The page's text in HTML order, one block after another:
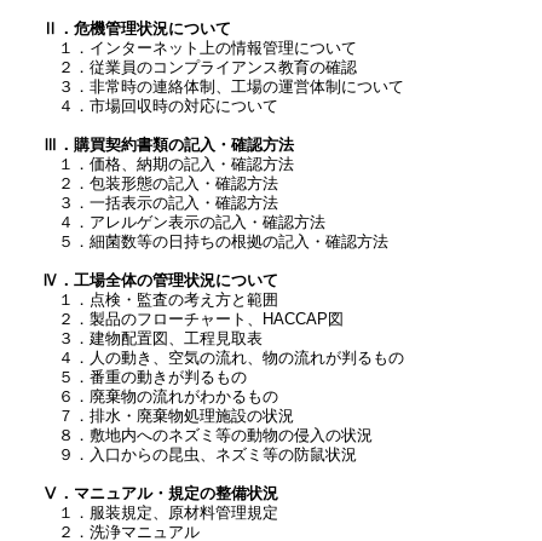
Ⅱ．危機管理状況について
１．インターネット上の情報管理について
２．従業員のコンプライアンス教育の確認
３．非常時の連絡体制、工場の運営体制について
４．市場回収時の対応について
Ⅲ．購買契約書類の記入・確認方法
１．価格、納期の記入・確認方法
２．包装形態の記入・確認方法
３．一括表示の記入・確認方法
４．アレルゲン表示の記入・確認方法
５．細菌数等の日持ちの根拠の記入・確認方法
Ⅳ．工場全体の管理状況について
１．点検・監査の考え方と範囲
２．製品のフローチャート、HACCAP図
３．建物配置図、工程見取表
４．人の動き、空気の流れ、物の流れが判るもの
５．番重の動きが判るもの
６．廃棄物の流れがわかるもの
７．排水・廃棄物処理施設の状況
８．敷地内へのネズミ等の動物の侵入の状況
９．入口からの昆虫、ネズミ等の防鼠状況
Ⅴ．マニュアル・規定の整備状況
１．服装規定、原材料管理規定
２．洗浄マニュアル